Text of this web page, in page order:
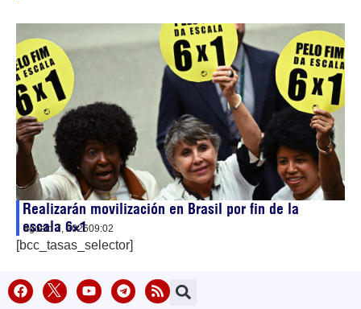
Realizarán movilización en Brasil por fin de la
escala 6×1
agosto 7, 202609:02
[bcc_tasas_selector]